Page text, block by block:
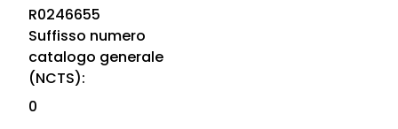
R0246655
Suffisso numero
catalogo generale
(NCTS):
0